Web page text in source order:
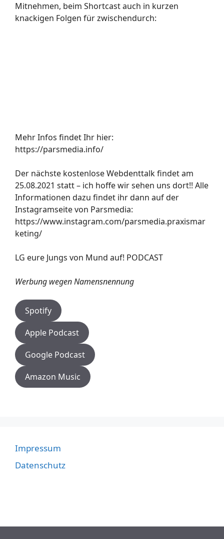
Mitnehmen, beim Shortcast auch in kurzen
knackigen Folgen für zwischendurch:
Mehr Infos findet Ihr hier:
https://parsmedia.info/
Der nächste kostenlose Webdenttalk findet am
25.08.2021 statt – ich hoffe wir sehen uns dort!! Alle
Informationen dazu findet ihr dann auf der
Instagramseite von Parsmedia:
https://www.instagram.com/parsmedia.praxismar
keting/
LG eure Jungs von Mund auf! PODCAST
Werbung wegen Namensnennung
Spotify
Apple Podcast
Google Podcast
Amazon Music
Impressum
Datenschutz